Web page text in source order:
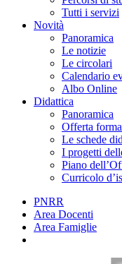
Tutti i servizi
Novità
Panoramica
Le notizie
Le circolari
Calendario
Albo Online
Didattica
Panoramica
Offerta
Le schede
I progetti
Piano
Curricolo
PNRR
Area Docenti
Area Famiglie